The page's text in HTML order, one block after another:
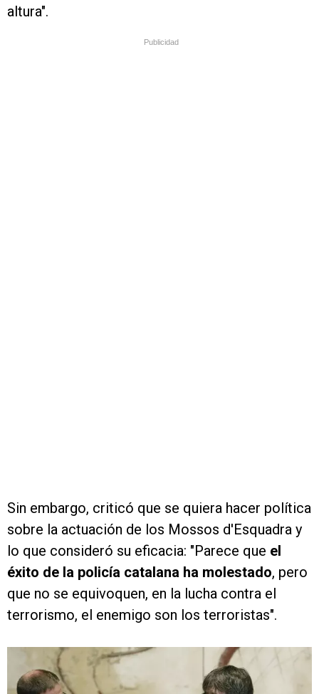
altura".
Publicidad
Sin embargo, criticó que se quiera hacer política
sobre la actuación de los Mossos d'Esquadra y
lo que consideró su eficacia: "Parece que el
éxito de la policía catalana ha molestado, pero
que no se equivoquen, en la lucha contra el
terrorismo, el enemigo son los terroristas".